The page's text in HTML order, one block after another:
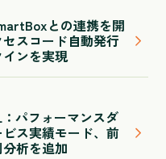
との連携を開
スコード自動発行
ンを実現
：パフォーマンスダ
ス実績モード、前
析を追加